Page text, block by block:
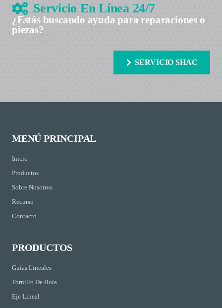
Servicio En Línea 24/7
¿Estás buscando ayuda para reparaciones o
piezas?
SERVICIO SHAC
MENÚ PRINCIPAL
Inicio
Productos
Sobre Nosotros
Recurso
Contacto
PRODUCTOS
Guías Lineales
Tornillo De Bola
Eje Lineal